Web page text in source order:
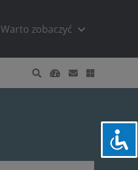
Warto zobaczyć